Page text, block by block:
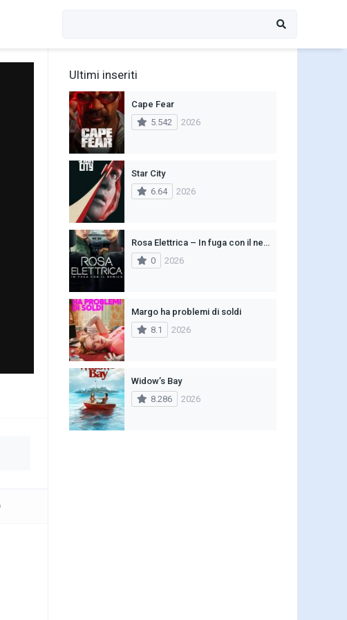
Ultimi inseriti
Cape Fear
5.542
2026
Star City
6.64
2026
Rosa Elettrica – In fuga con il nemico
0
2026
Margo ha problemi di soldi
8.1
2026
Widow’s Bay
8.286
2026